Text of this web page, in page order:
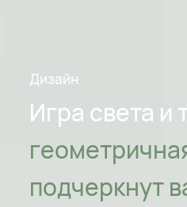
Дизайн
Игра света и
подчеркнут